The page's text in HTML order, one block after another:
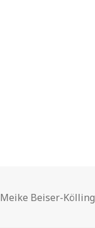
Autor
Meike Beiser-Kölling